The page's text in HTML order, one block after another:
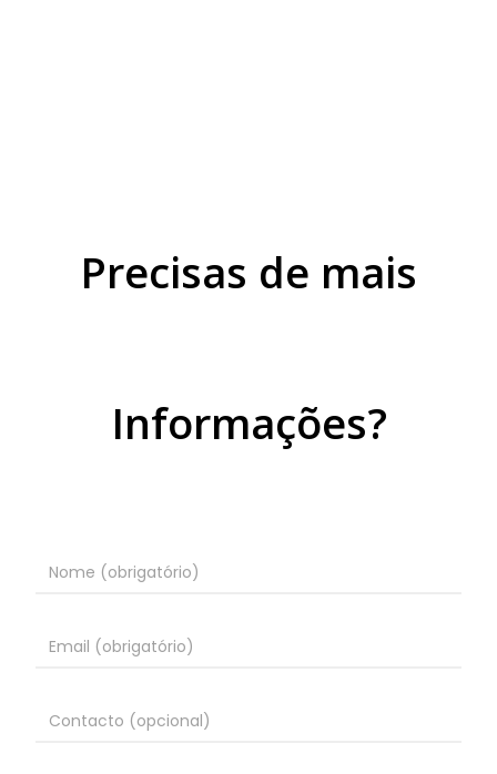
Precisas de mais
Informações?